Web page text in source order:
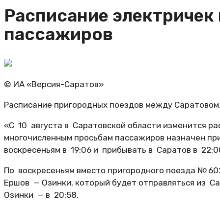
Расписание
пассажиров
© ИА «Версия-Саратов»
Расписание пригородных поездов между
«С 10 августа в Саратовской области изменится
многочисленным просьбам пассажиров назначен
воскресеньям в 19:06 и прибывать в Саратов в
По воскресеньям вместо пригородного поезда №
Ершов — Озинки, который будет отправляться из
Озинки — в 20:58.